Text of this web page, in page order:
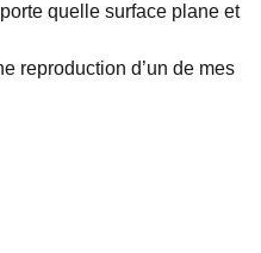
quelle surface plane et
reproduction d’un de mes